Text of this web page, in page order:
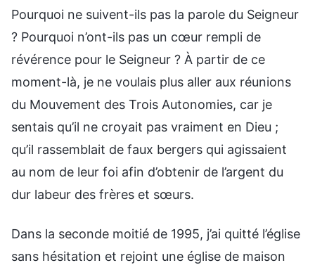
Pourquoi ne suivent-ils pas la parole du Seigneur
? Pourquoi n’ont-ils pas un cœur rempli de
révérence pour le Seigneur ? À partir de ce
moment-là, je ne voulais plus aller aux réunions
du Mouvement des Trois Autonomies, car je
sentais qu’il ne croyait pas vraiment en Dieu ;
qu’il rassemblait de faux bergers qui agissaient
au nom de leur foi afin d’obtenir de l’argent du
dur labeur des frères et sœurs.
Dans la seconde moitié de 1995, j’ai quitté l’église
sans hésitation et rejoint une église de maison